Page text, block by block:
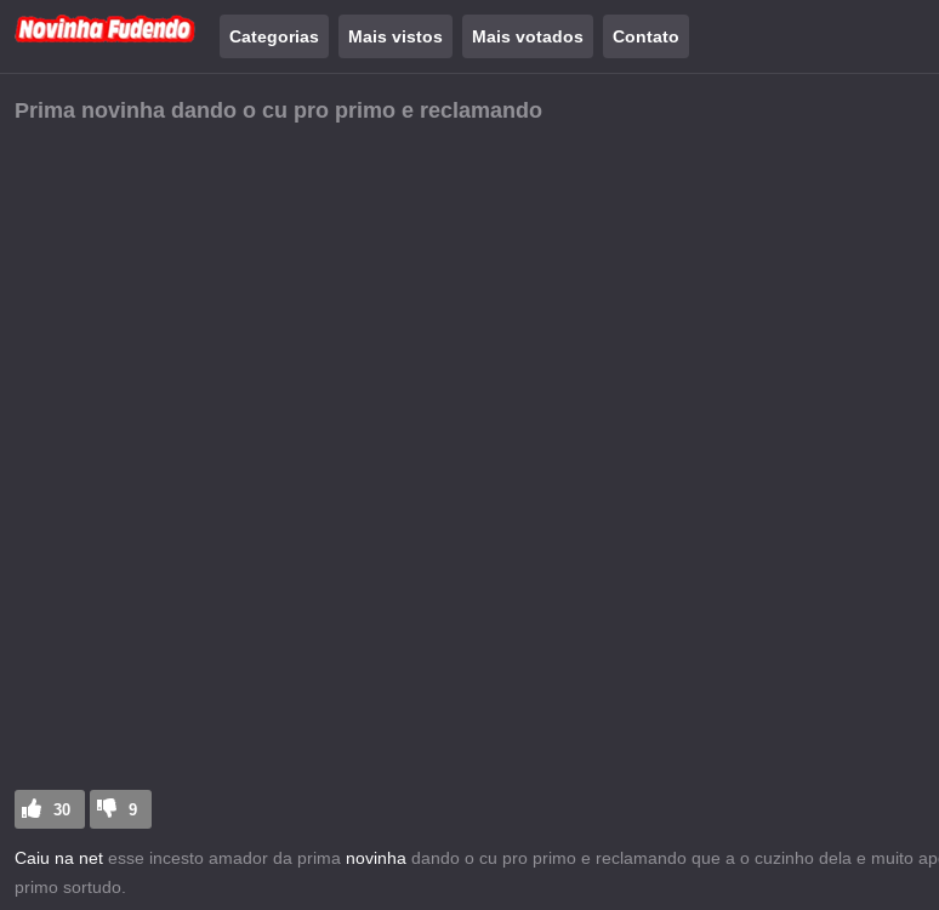
Categorias Mais vistos Mais votados Contato
Prima novinha dando o cu pro primo e reclamando
30 9
Caiu na net esse incesto amador da prima novinha dando o cu pro primo e reclamando que a o cuzinho dela e muito
primo sortudo.